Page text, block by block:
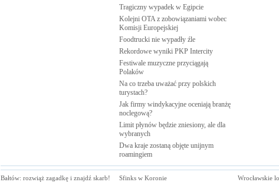
Tragiczny wypadek w Egipcie
Kolejni OTA z zobowiązaniami wobec
Komisji Europejskiej
Foodtrucki nie wypadły źle
Rekordowe wyniki PKP Intercity
Festiwale muzyczne przyciągają
Polaków
Na co trzeba uważać przy polskich
turystach?
Jak firmy windykacyjne oceniają branżę
noclegową?
Limit płynów będzie zniesiony, ale dla
wybranych
Dwa kraje zostaną objęte unijnym
roamingiem
Bałtów: rozwiąż zagadkę i znajdź skarb!
Sfinks w Koronie
Wrocławskie